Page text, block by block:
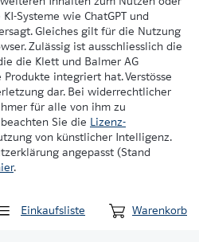
Systeme wie ChatGPT und
Gleiches gilt für die Nutzung
Zulässig ist ausschliesslich die
die Klett und Balmer AG
integriert hat. Verstösse
dar. Bei widerrechtlicher
für alle von ihm zu
Sie die Lizenz-
von künstlicher Intelligenz.
angepasst (Stand
.
Einkaufsliste Warenkorb